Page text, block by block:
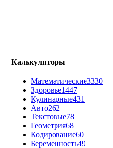
Калькуляторы
Математические3330
Здоровье1447
Кулинарные431
Авто262
Текстовые78
Геометрия68
Кодирование60
Беременность49